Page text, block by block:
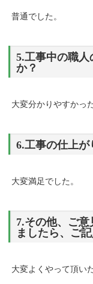
普通でした。
5.工事中の職
か？
大変分かりやすかっ
6.工事の仕上が
大変満足でした。
7.その他、ご
ましたら、ご記
大変よくやって頂い